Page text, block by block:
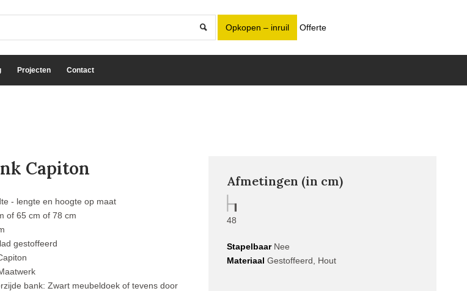
Opkopen – inruil Offerte
Projecten Contact
Capiton
- lengte en hoogte op maat
of 65 cm of 78 cm
gestoffeerd
bank: Zwart meubeldoek of tevens door
Afmetingen (in cm)
48
StapelbaarNee
Materiaal Gestoffeerd, Hout